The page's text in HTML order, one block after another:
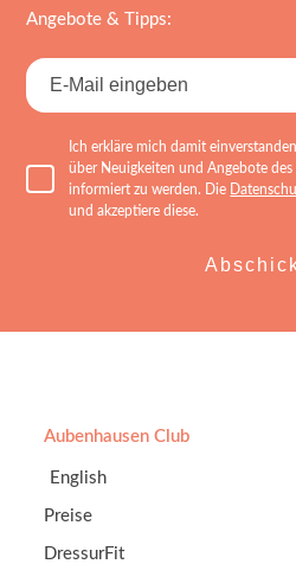
Angebote & Tipps:
Ich erkläre mich damit
über Neuigkeiten und Angebote des
informiert zu werden. Die
und akzeptiere diese.
Aubenhausen Club
English
Preise
DressurFit